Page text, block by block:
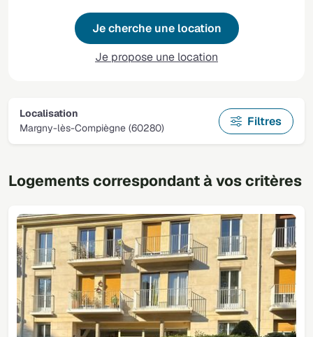
Je cherche une location
Je propose une location
Localisation
Margny-lès-Compiègne (60280)
Filtres
Logements correspondant à vos critères